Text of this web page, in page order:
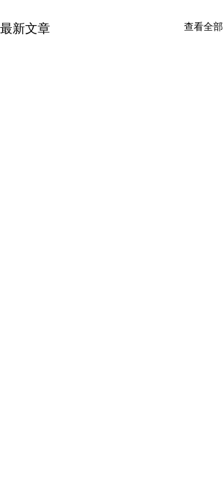
最新文章 查看全部